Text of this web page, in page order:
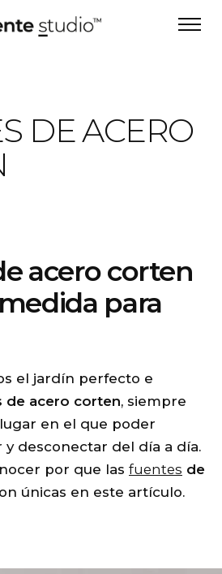
DE ACERO
acero corten
para
el jardín perfecto e
de acero corten, siempre
en el que poder
y desconectar del día a día.
por que las fuentes de
únicas en este artículo.